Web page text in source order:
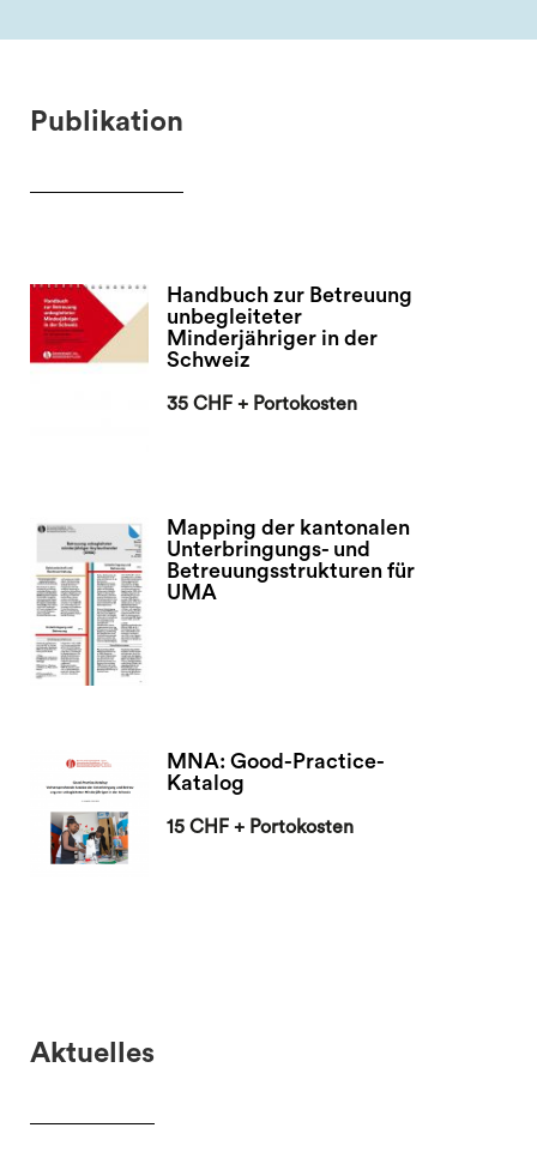
Publikation
Handbuch zur Betreuung
unbegleiteter
Minderjähriger in der
Schweiz
35 CHF + Portokosten
Mapping der kantonalen
Unterbringungs- und
Betreuungsstrukturen für
UMA
MNA: Good-Practice-
Katalog
15 CHF + Portokosten
Aktuelles